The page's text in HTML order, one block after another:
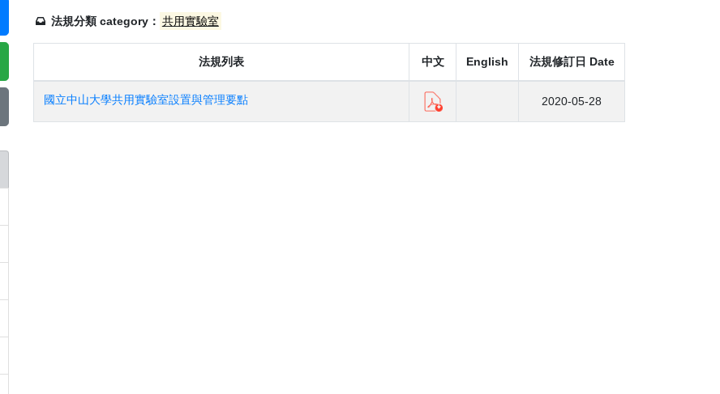
法規分類 category： 共用實驗室
法規列表 中文 English 法規修訂日 Date
國立中山大學共用實驗室設置與管理要點 2020-05-28